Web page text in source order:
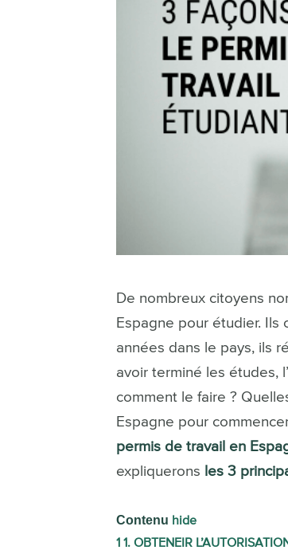
De nombreux citoyens
Espagne pour étudier.
années dans le pays, ils
avoir terminé les études,
comment le faire ?
Espagne pour
permis de travail en
expliquerons les 3
Contenu hide
1 1. OBTENEIR